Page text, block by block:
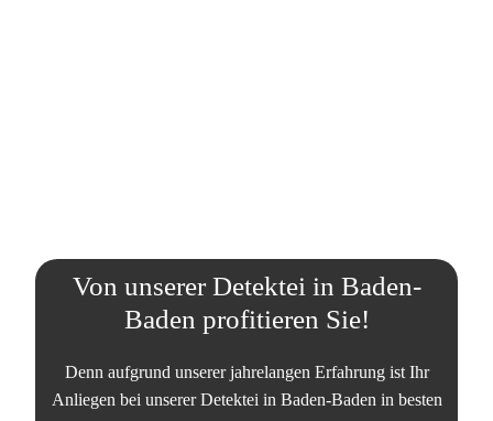
Von unserer Detektei in Baden-
Baden profitieren Sie!
Denn aufgrund unserer jahrelangen Erfahrung ist Ihr
Anliegen bei unserer Detektei in Baden-Baden in besten